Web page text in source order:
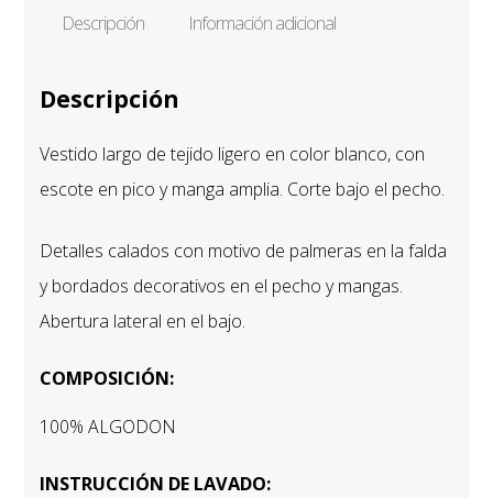
CALADASDescripción Información adicional
Descripción
Vestido largo de tejido ligero en color blanco, con
escote en pico y manga amplia. Corte bajo el pecho.
Detalles calados con motivo de palmeras en la falda
y bordados decorativos en el pecho y mangas.
Abertura lateral en el bajo.
COMPOSICIÓN:
100% ALGODON
INSTRUCCIÓN DE LAVADO: